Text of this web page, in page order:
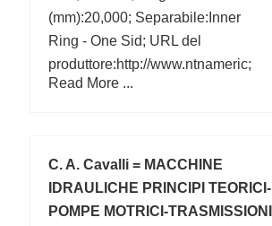
(mm):20,000; Separabile:Inner
Ring - One Sid; URL del
produttore:http://www.ntnameric;
Classe di precisione:RBEC 1 | ISO
Categoria:Cylindrical Roller B;
Read More ...
C. A. Cavalli = MACCHINE
IDRAULICHE PRINCIPI TEORICI-
POMPE MOTRICI-TRASMISSIONI